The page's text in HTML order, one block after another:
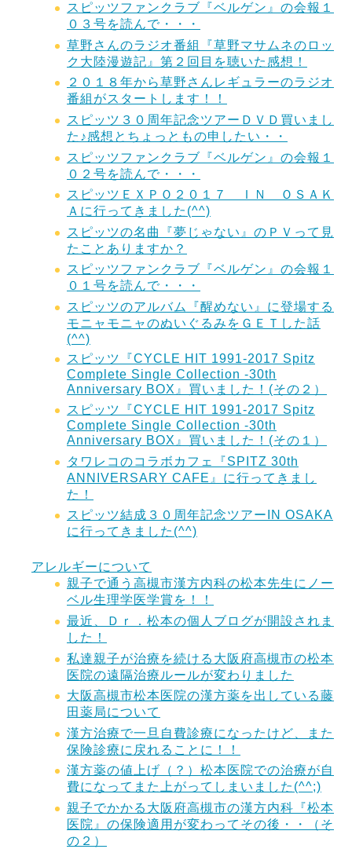
スピッツファンクラブ『ベルゲン』の会報１
０３号を読んで・・・
草野さんのラジオ番組『草野マサムネのロッ
ク大陸漫遊記』第２回目を聴いた感想！
２０１８年から草野さんレギュラーのラジオ
番組がスタートします！！
スピッツ３０周年記念ツアーＤＶＤ買いまし
た♪感想とちょっともの申したい・・
スピッツファンクラブ『ベルゲン』の会報１
０２号を読んで・・・
スピッツＥＸＰＯ２０１７ ＩＮ ＯＳＡＫ
Ａに行ってきました(^^)
スピッツの名曲『夢じゃない』のＰＶって見
たことありますか？
スピッツファンクラブ『ベルゲン』の会報１
０１号を読んで・・・
スピッツのアルバム『醒めない』に登場する
モニャモニャのぬいぐるみをＧＥＴした話
(^^)
スピッツ『CYCLE HIT 1991-2017 Spitz
Complete Single Collection -30th
Anniversary BOX』買いました！(その２）
スピッツ『CYCLE HIT 1991-2017 Spitz
Complete Single Collection -30th
Anniversary BOX』買いました！(その１）
タワレコのコラボカフェ『SPITZ 30th
ANNIVERSARY CAFE』に行ってきまし
た！
スピッツ結成３０周年記念ツアーIN OSAKA
に行ってきました(^^)
アレルギーについて
親子で通う高槻市漢方内科の松本先生にノー
ベル生理学医学賞を！！
最近、Ｄｒ．松本の個人ブログが開設されま
した！
私達親子が治療を続ける大阪府高槻市の松本
医院の遠隔治療ルールが変わりました
大阪高槻市松本医院の漢方薬を出している藤
田薬局について
漢方治療で一旦自費診療になったけど、また
保険診療に戻れることに！！
漢方薬の値上げ（？）松本医院での治療が自
費になってまた上がってしまいました(^^;)
親子でかかる大阪府高槻市の漢方内科『松本
医院』の保険適用が変わってその後・・（そ
の２）